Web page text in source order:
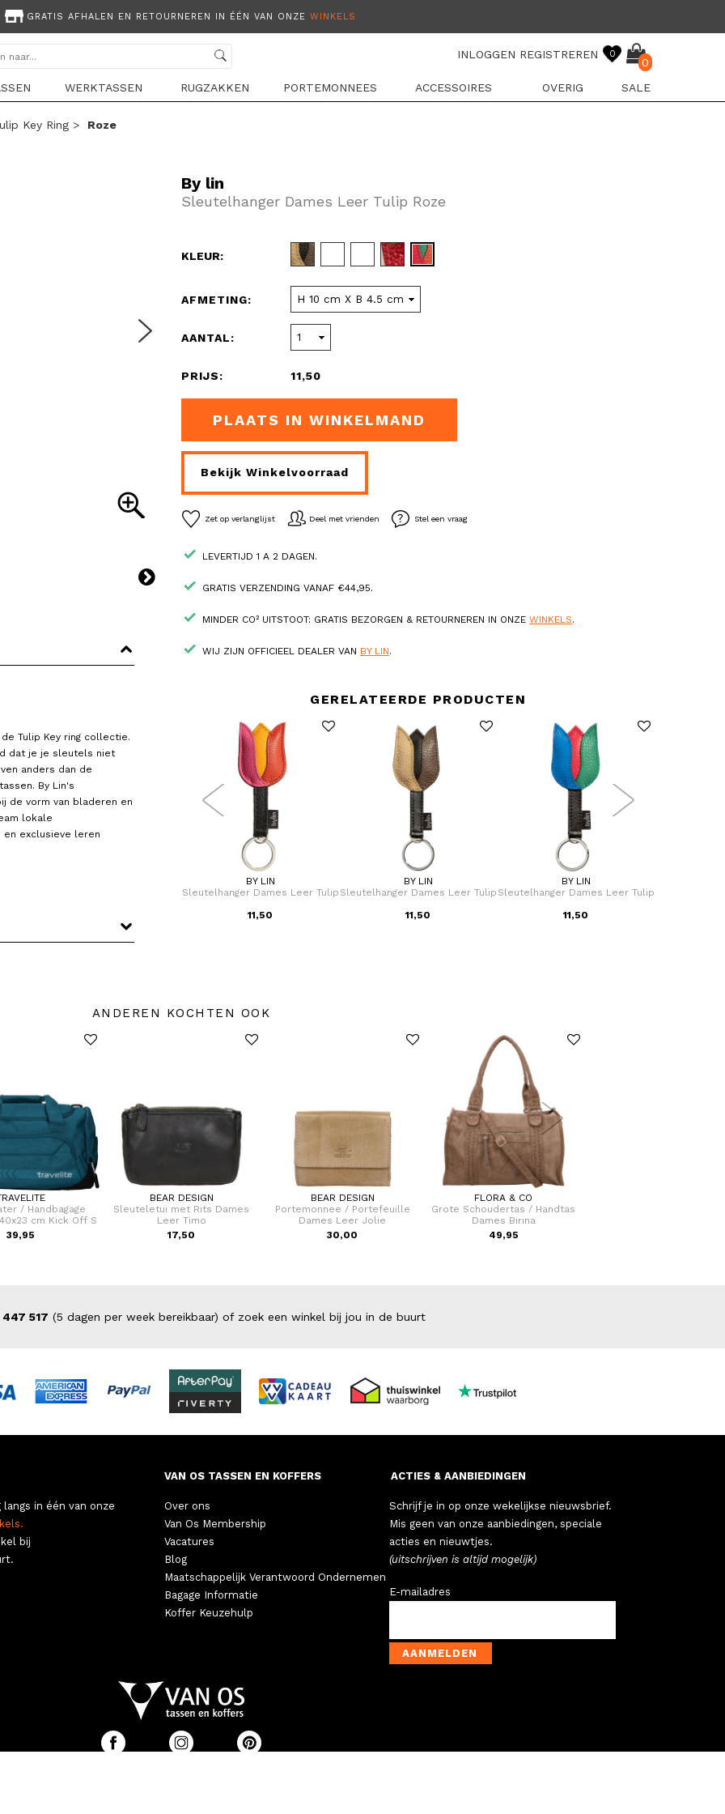
GRATIS AFHALEN EN RETOURNEREN IN ÉÉN VAN ONZE WINKELS
INLOGGEN REGISTREREN 0
0
WERKTASSEN RUGZAKKEN PORTEMONNEES ACCESSOIRES OVERIG SALE
Key Ring > Roze
Tulip Key ring collectie.
dat je je sleutels niet
anders dan de
By Lin's
de vorm van bladeren en
lokale
exclusieve leren
By lin
Sleutelhanger Dames Leer Tulip Roze
KLEUR:
AFMETING:
AANTAL:
PRIJS: 11,50
PLAATS IN WINKELMAND
Bekijk Winkelvoorraad
Zet op verlanglijst Deel met vrienden Stel een vraag
LEVERTIJD 1 A 2 DAGEN.
GRATIS VERZENDING VANAF €44,95.
MINDER CO² UITSTOOT: GRATIS BEZORGEN & RETOURNEREN IN ONZE WINKELS.
WIJ ZIJN OFFICIEEL DEALER VAN BY LIN.
GERELATEERDE PRODUCTEN
BY LIN
Sleutelhanger Dames Leer Tulip
11,50
BY LIN
Sleutelhanger Dames Leer Tulip
11,50
BY LIN
Sleutelhanger Dames Leer Tulip
11,50
ANDEREN KOCHTEN OOK
/ Handbagage
cm Kick Off S
39,95
BEAR DESIGN
Sleuteletui met Rits Dames
Leer Timo
17,50
BEAR DESIGN
Portemonnee / Portefeuille
Dames Leer Jolie
30,00
FLORA & CO
Grote Schoudertas / Handtas
Dames Birina
49,95
447 517 (5 dagen per week bereikbaar) of zoek een winkel bij jou in de buurt
langs in één van onze
bij
VAN OS TASSEN EN KOFFERS
Over ons
Van Os Membership
Vacatures
Blog
Maatschappelijk Verantwoord Ondernemen
Bagage Informatie
Koffer Keuzehulp
ACTIES & AANBIEDINGEN
Schrijf je in op onze wekelijkse nieuwsbrief.
Mis geen van onze aanbiedingen, speciale
acties en nieuwtjes.
(uitschrijven is altijd mogelijk)
E-mailadres
AANMELDEN